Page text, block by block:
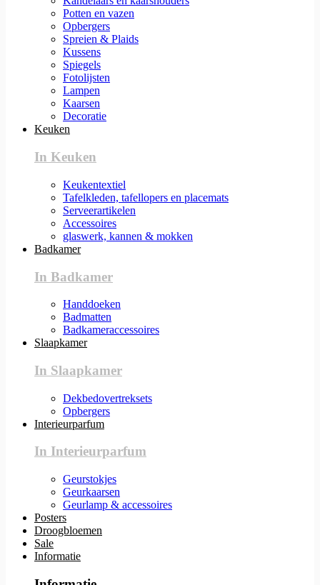
Potten en vazen
Opbergers
Spreien & Plaids
Kussens
Spiegels
Fotolijsten
Lampen
Kaarsen
Decoratie
Keuken
In Keuken
Keukentextiel
Tafelkleden, tafellopers en placemats
Serveerartikelen
Accessoires
glaswerk, kannen & mokken
Badkamer
In Badkamer
Handdoeken
Badmatten
Badkameraccessoires
Slaapkamer
In Slaapkamer
Dekbedovertreksets
Opbergers
Interieurparfum
In Interieurparfum
Geurstokjes
Geurkaarsen
Geurlamp & accessoires
Posters
Droogbloemen
Sale
Informatie